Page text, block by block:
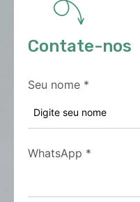
Contate-nos
Seu nome *
WhatsApp *